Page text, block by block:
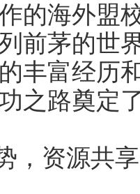
海外盟校
前茅的世
丰富经历
之路奠定
资源共享